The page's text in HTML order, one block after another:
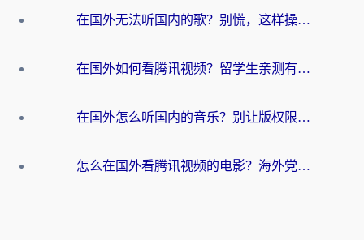
在国外无法听国内的歌？别慌，这样操作就能畅听QQ音乐（附亲测加速器推荐）
在国外如何看腾讯视频？留学生亲测有效的回国加速方案
在国外怎么听国内的音乐？别让版权限制断了你的华语歌单
怎么在国外看腾讯视频的电影？海外党亲测有效的回国加速指南